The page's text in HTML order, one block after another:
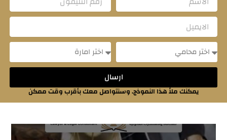
ارسال
يمكنك ملأ هذا النموذج. وسنتواصل معك بأقرب وقت ممكن